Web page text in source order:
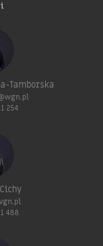
Tamborska
254
488